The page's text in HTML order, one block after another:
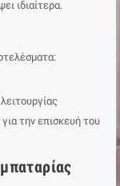
ιδιαίτερα.
για την επισκευή του